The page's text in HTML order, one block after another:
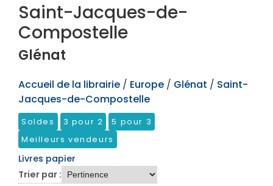
Saint-Jacques-de-
Compostelle
Glénat
Accueil de la librairie / Europe / Glénat / Saint-
Jacques-de-Compostelle
Soldes 3 pour 2
5 pour 3
Meilleurs vendeurs
Livres papier
Trier par :